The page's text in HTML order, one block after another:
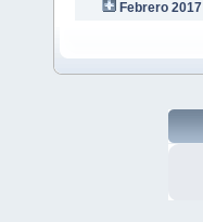
Febrero 2017